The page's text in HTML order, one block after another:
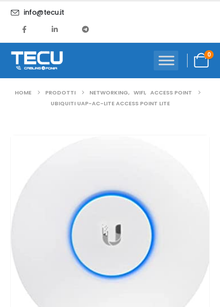
info@tecu.it
0
HOME PRODOTTI NETWORKING, WIFI, ACCESS POINT
UBIQUITI UAP-AC-LITE ACCESS POINT LITE